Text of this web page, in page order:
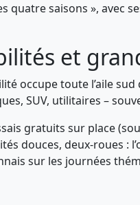
quatre saisons »,
et
occupe toute l’aile
SUV, utilitaires –
gratuits sur place
douces, deux-roues
sur les journées